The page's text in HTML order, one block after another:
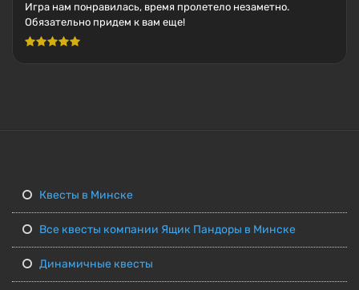
Игра нам понравилась, время пролетело незаметно.
Обязательно придем к вам еще!
Квесты в Минске
Все квесты компании Ящик Пандоры в Минске
Динамичные квесты